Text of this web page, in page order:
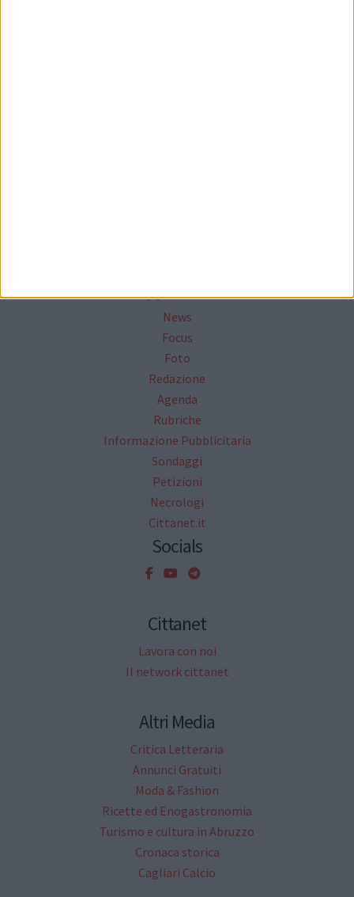
News
Focus
Foto
Redazione
Agenda
Rubriche
Informazione Pubblicitaria
Sondaggi
Petizioni
Necrologi
Cittanet.it
Socials
Cittanet
Lavora con noi
Il network cittanet
Altri Media
Critica Letteraria
Annunci Gratuiti
Moda & Fashion
Ricette ed Enogastronomia
Turismo e cultura in Abruzzo
Cronaca storica
Cagliari Calcio